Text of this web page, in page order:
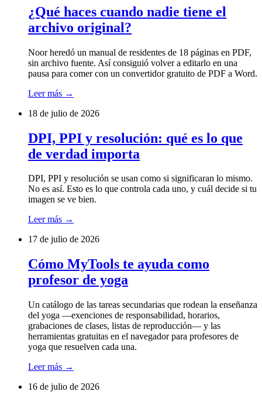
¿Qué haces cuando nadie tiene el
archivo original?
Noor heredó un manual de residentes de 18 páginas en PDF,
sin archivo fuente. Así consiguió volver a editarlo en una
pausa para comer con un convertidor gratuito de PDF a Word.
Leer más →
18 de julio de 2026
DPI, PPI y resolución: qué es lo que
de verdad importa
DPI, PPI y resolución se usan como si significaran lo mismo.
No es así. Esto es lo que controla cada uno, y cuál decide si tu
imagen se ve bien.
Leer más →
17 de julio de 2026
Cómo MyTools te ayuda como
profesor de yoga
Un catálogo de las tareas secundarias que rodean la enseñanza
del yoga —exenciones de responsabilidad, horarios,
grabaciones de clases, listas de reproducción— y las
herramientas gratuitas en el navegador para profesores de
yoga que resuelven cada una.
Leer más →
16 de julio de 2026